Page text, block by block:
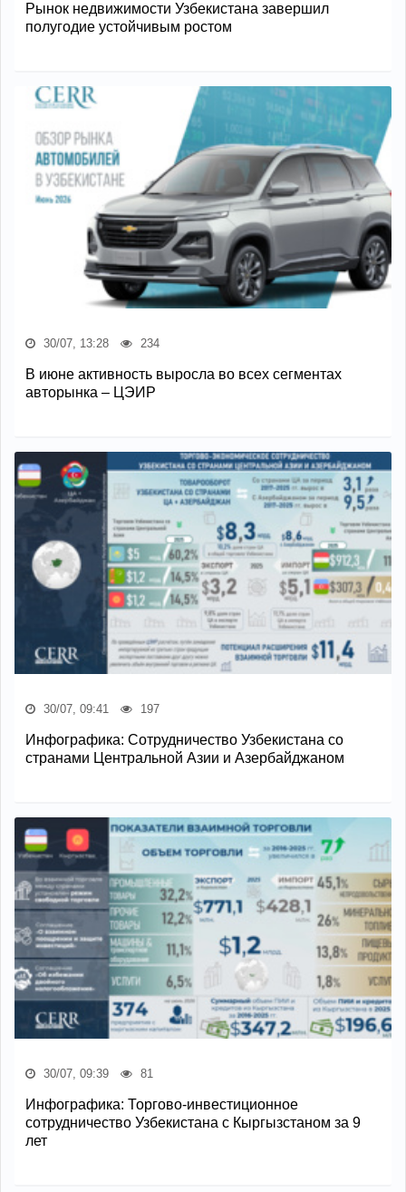
Рынок недвижимости Узбекистана завершил
полугодие устойчивым ростом
30/07, 13:28 234
В июне активность выросла во всех сегментах
авторынка – ЦЭИР
30/07, 09:41 197
Инфографика: Сотрудничество Узбекистана со
странами Центральной Азии и Азербайджаном
30/07, 09:39 81
Инфографика: Торгово-инвестиционное
сотрудничество Узбекистана с Кыргызстаном за 9
лет